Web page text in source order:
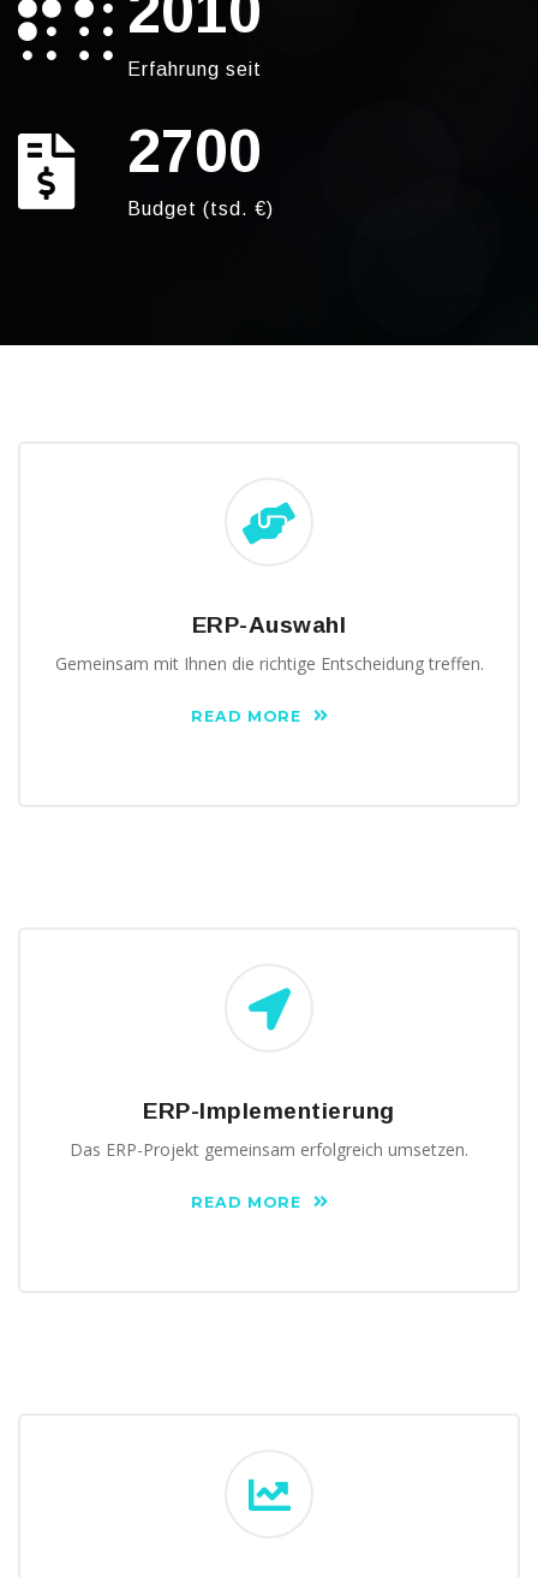
Erfahrung seit
2700
Budget (tsd. €)
ERP-Auswahl
Gemeinsam mit Ihnen die richtige Entscheidung treffen.
READ MORE
ERP-Implementierung
Das ERP-Projekt gemeinsam erfolgreich umsetzen.
READ MORE